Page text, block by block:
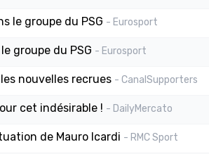
le groupe du PSG - Eurosport
groupe du PSG - Eurosport
nouvelles recrues - CanalSupporters
cet indésirable ! - DailyMercato
de Mauro Icardi - RMC Sport